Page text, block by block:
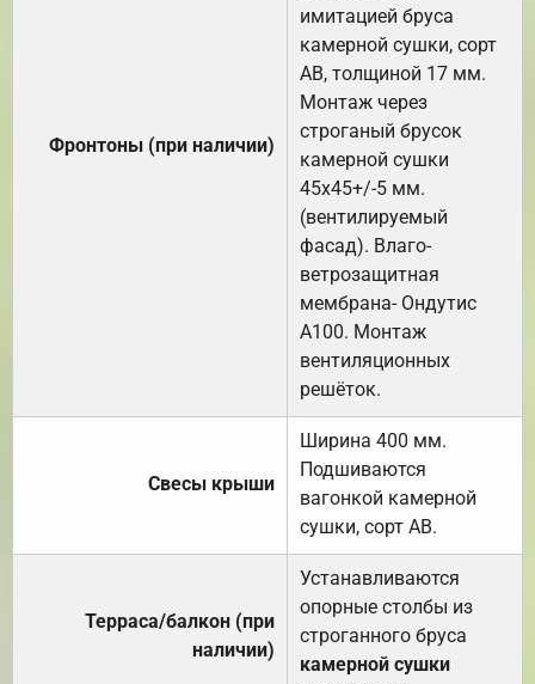
Фронтоны (при наличии)
имитацией бруса
камерной сушки, сорт
АВ, толщиной 17 мм.
Монтаж через
строганый брусок
камерной сушки
45х45+/-5 мм.
(вентилируемый
фасад). Влаго-
ветрозащитная
мембрана- Ондутис
А100. Монтаж
вентиляционных
решёток.
Свесы крыши
Ширина 400 мм.
Подшиваются
вагонкой камерной
сушки, сорт АВ.
Терраса/балкон (при
наличии)
Устанавливаются
опорные столбы из
строганного бруса
камерной сушки